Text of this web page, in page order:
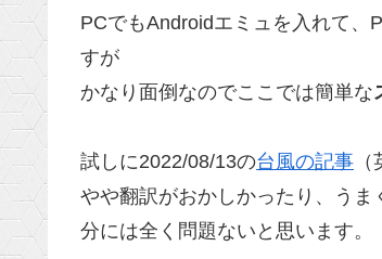
PCでもAndroidエミュを入れて
すが
かなり面倒なのでここでは簡単な
試しに2022/08/13の台風の記事
やや翻訳がおかしかったり、う
分には全く問題ないと思います。